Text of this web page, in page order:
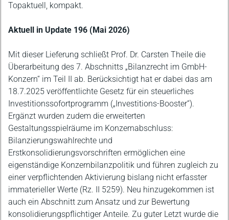
Topaktuell, kompakt.
Aktuell in Update 196 (Mai 2026)
Mit dieser Lieferung schließt Prof. Dr. Carsten Theile die
Überarbeitung des 7. Abschnitts „Bilanzrecht im GmbH-
Konzern“ im Teil II ab. Berücksichtigt hat er dabei das am
18.7.2025 veröffentlichte Gesetz für ein steuerliches
Investitionssofortprogramm („Investitions-Booster“).
Ergänzt wurden zudem die erweiterten
Gestaltungsspielräume im Konzernabschluss:
Bilanzierungswahlrechte und
Erstkonsolidierungsvorschriften ermöglichen eine
eigenständige Konzernbilanzpolitik und führen zugleich zu
einer verpflichtenden Aktivierung bislang nicht erfasster
immaterieller Werte (Rz. II 5259). Neu hinzugekommen ist
auch ein Abschnitt zum Ansatz und zur Bewertung
konsolidierungspflichtiger Anteile. Zu guter Letzt wurde die